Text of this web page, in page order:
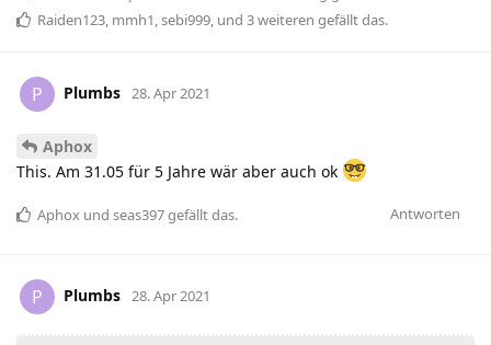
Raiden123, mmh1,sebi999, und 3weiteren gefällt das.
P Plumbs 28. Apr 2021
Aphox
This. Am 31.05 für 5 Jahre wär aber auch ok
Antworten
Aphox und seas397gefällt das.
P Plumbs 28. Apr 2021